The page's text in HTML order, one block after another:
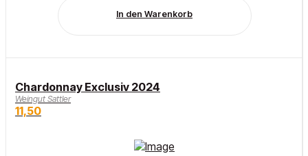
In den Warenkorb
Chardonnay Exclusiv 2024
Weingut Sattler
11,50